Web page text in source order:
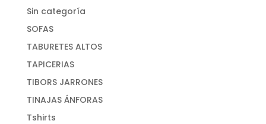
Sin categoría
SOFAS
TABURETES ALTOS
TAPICERIAS
TIBORS JARRONES
TINAJAS ÁNFORAS
Tshirts